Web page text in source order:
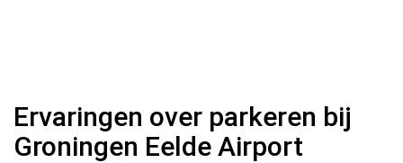
Ervaringen over parkeren bij
Groningen Eelde Airport